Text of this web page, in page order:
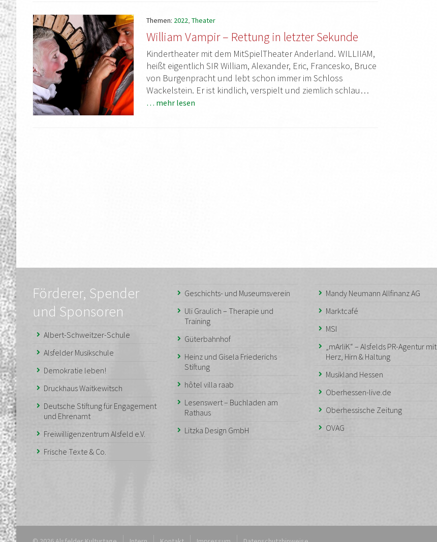
Themen: 2022, Theater
William Vampir – Rettung in letzter Sekunde
Kindertheater mit dem MitSpielTheater Anderland. WILLIIAM,
heißt eigentlich SIR William, Alexander, Eric, Francesko, Bruce
von Burgenpracht und lebt schon immer im Schloss
Wackelstein. Er ist kindlich, verspielt und ziemlich schlau…
… mehr lesen
Förderer, Spender
und Sponsoren
Albert-Schweitzer-Schule
Alsfelder Musikschule
Demokratie leben!
Druckhaus Waitkewitsch
Deutsche Stiftung für Engagement
und Ehrenamt
Freiwilligenzentrum Alsfeld e.V.
Frische Texte & Co.
Geschichts- und Museumsverein
Uli Graulich – Therapie und
Training
Güterbahnhof
Heinz und Gisela Friederichs
Stiftung
hôtel villa raab
Lesenswert – Buchladen am
Rathaus
Litzka Design GmbH
Mandy Neumann Allfinanz AG
Marktcafé
MSI
„mArliK“ – Alsfelds PR-Agentur mit
Herz, Hirn & Haltung
Musikland Hessen
Oberhessen-live.de
Oberhessische Zeitung
OVAG